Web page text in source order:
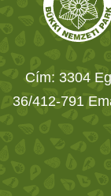
Cím: 3304
36/412-791